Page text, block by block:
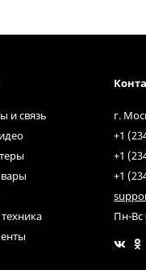
и связь
г.
+1
+1
+1
Пн-Вс